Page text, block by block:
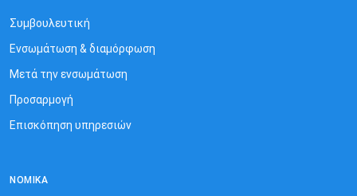
Συμβουλευτική
Ενσωμάτωση & διαμόρφωση
Μετά την ενσωμάτωση
Προσαρμογή
Επισκόπηση υπηρεσιών
ΝΟΜΙΚΆ